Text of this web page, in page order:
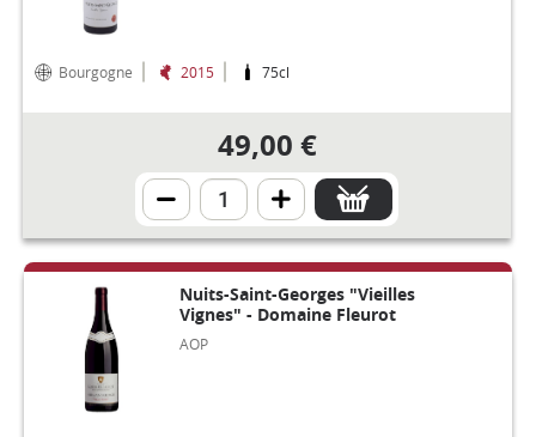
Bourgogne 2015 75cl
49,00 €
Nuits-Saint-Georges "Vieilles
Vignes" - Domaine Fleurot
AOP